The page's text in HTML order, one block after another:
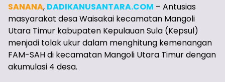
SANANA, DADIKANUSANTARA.COM – Antusias
masyarakat desa Waisakai kecamatan Mangoli
Utara Timur kabupaten Kepulauan Sula (Kepsul)
menjadi tolak ukur dalam menghitung kemenangan
FAM-SAH di kecamatan Mangoli Utara Timur dengan
akumulasi 4 desa.